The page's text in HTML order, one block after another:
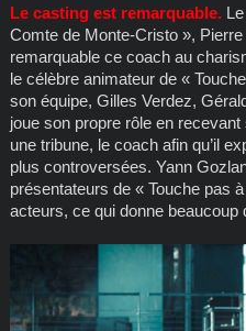
Le casting est remarquable.Le
Comte de Monte-Cristo »,
remarquable ce coach au
le célèbre animateur de «
son équipe, Gilles Verdez,
joue son propre rôle en
une tribune, le coach afin qu’il
plus controversées. Yann
présentateurs de « Touche pas
acteurs, ce qui donne beaucoup